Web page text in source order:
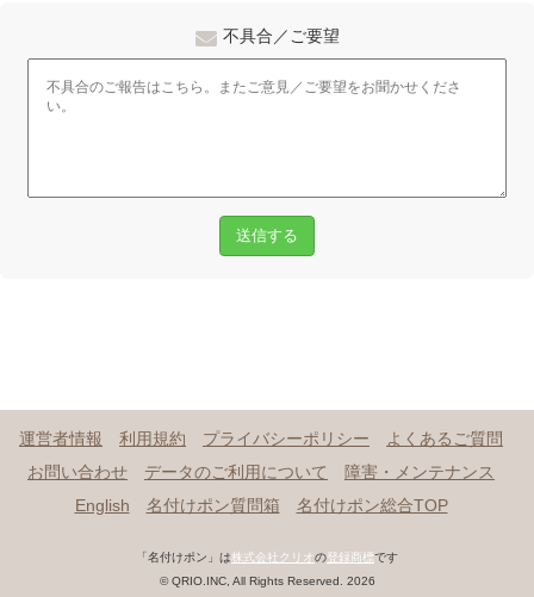
不具合／ご要望
送信する
運営者情報 利用規約 プライバシーポリシー
よくあるご質問
お問い合わせ
データのご利用について
障害・メンテナンス
English
名付けポン質問箱 名付けポン総合TOP
「名付けポン」は株式会社クリオの登録商標です
© QRIO.INC, All Rights Reserved. 2026